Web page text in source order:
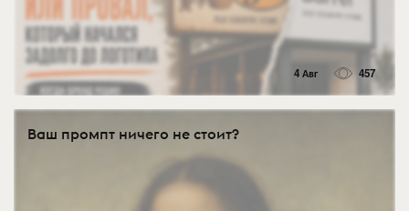
4 Авг 457
Ваш промпт ничего не стоит?